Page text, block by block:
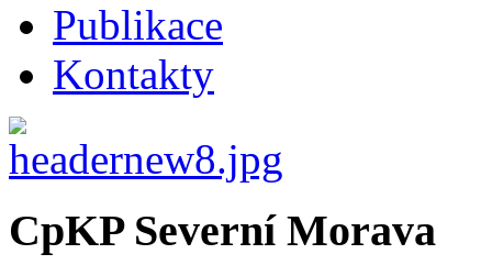
Publikace
Kontakty
CpKP Severní Morava